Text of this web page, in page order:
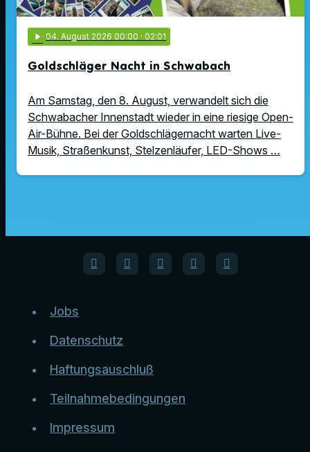
play_arrow 04. August 2026 00:00 · 02:01
Goldschläger Nacht in Schwabach
Am Samstag, den 8. August, verwandelt sich die
Schwabacher Innenstadt wieder in eine riesige Open-
Air-Bühne. Bei der Goldschlägernacht warten Live-
Musik, Straßenkunst, Stelzenläufer, LED-Shows …
Jobs
Datenschutz
Haftungsauschluß
Teilnahmebedingungen
Impressum